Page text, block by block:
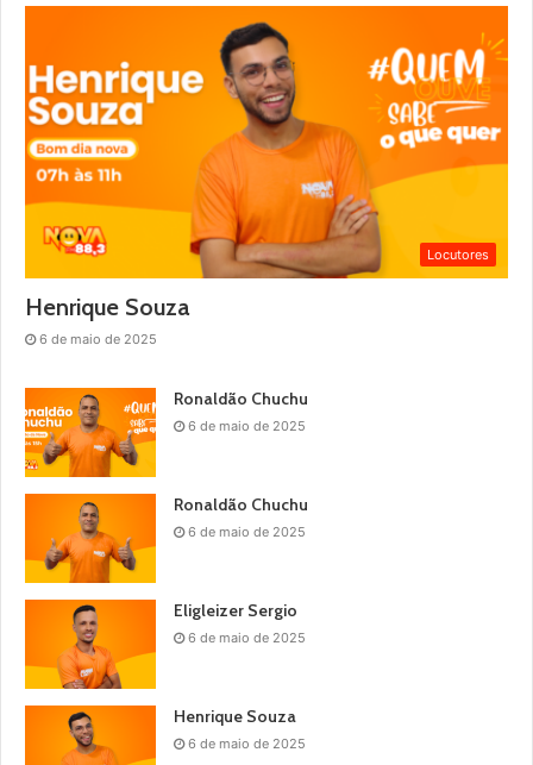
Locutores
Henrique Souza
6 de maio de 2025
Ronaldão Chuchu
6 de maio de 2025
Ronaldão Chuchu
6 de maio de 2025
Eligleizer Sergio
6 de maio de 2025
Henrique Souza
6 de maio de 2025